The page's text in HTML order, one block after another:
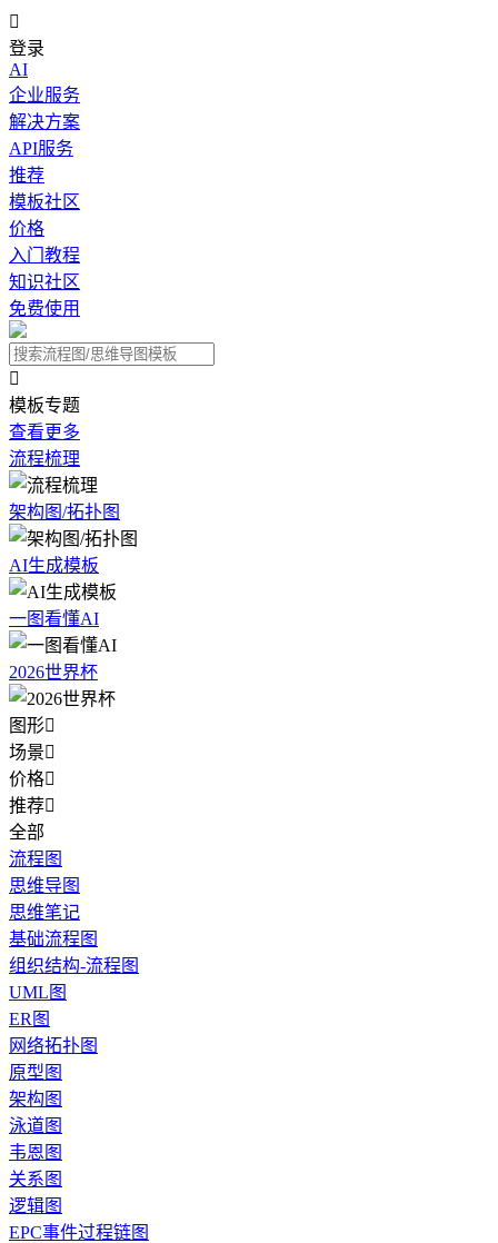

登录
AI
企业服务
解决方案
API服务
推荐
模板社区
价格
入门教程
知识社区
免费使用

模板专题
查看更多
流程梳理
架构图/拓扑图
AI生成模板
一图看懂AI
2026世界杯
图形
场景
价格
推荐
全部
流程图
思维导图
思维笔记
基础流程图
组织结构-流程图
UML图
ER图
网络拓扑图
原型图
架构图
泳道图
韦恩图
关系图
逻辑图
EPC事件过程链图